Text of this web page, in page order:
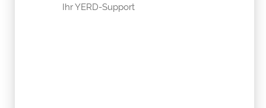
Ihr YERD-Support